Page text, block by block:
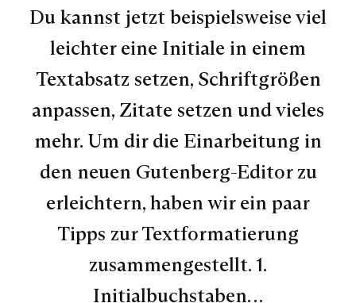
Du kannst jetzt beispielsweise viel
leichter eine Initiale in einem
Textabsatz setzen, Schriftgrößen
anpassen, Zitate setzen und vieles
mehr. Um dir die Einarbeitung in
den neuen Gutenberg-Editor zu
erleichtern, haben wir ein paar
Tipps zur Textformatierung
zusammengestellt. 1.
Initialbuchstaben…